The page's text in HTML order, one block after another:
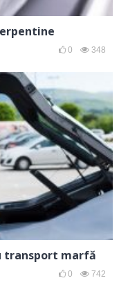
0 348
transport marfă
0 742